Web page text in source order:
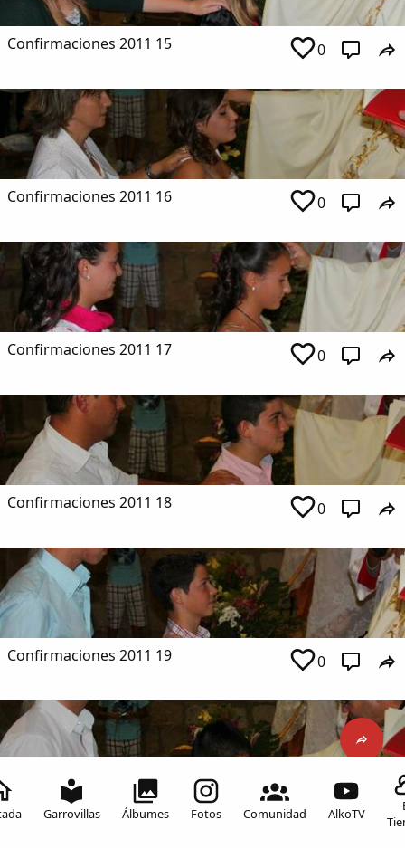
Garrovillas Álbumes Fotos Comunidad AlkoTV
Confirmaciones 2011 15 0
Confirmaciones 2011 16 0
Confirmaciones 2011 17 0
Confirmaciones 2011 18 0
Confirmaciones 2011 19 0
Confirmaciones 2011 20Inicia sesión para comentar